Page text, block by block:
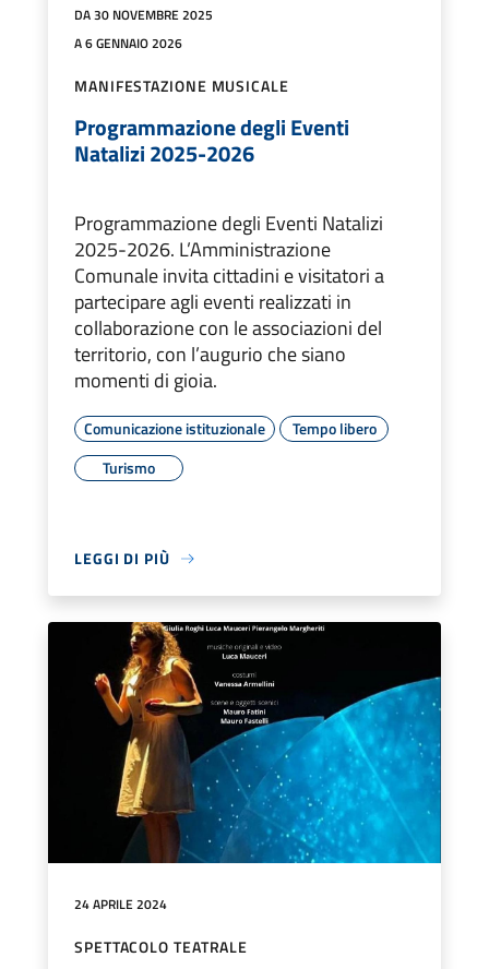
DA 30 NOVEMBRE 2025
A 6 GENNAIO 2026
MANIFESTAZIONE MUSICALE
Programmazione degli Eventi
Natalizi 2025-2026
Programmazione degli Eventi Natalizi
2025-2026. L’Amministrazione
Comunale invita cittadini e visitatori a
partecipare agli eventi realizzati in
collaborazione con le associazioni del
territorio, con l’augurio che siano
momenti di gioia.
Comunicazione istituzionale
Tempo libero
Turismo
LEGGI DI PIÙ
24 APRILE 2024
SPETTACOLO TEATRALE